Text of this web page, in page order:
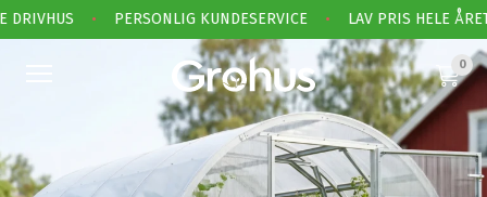
PERSONLIG KUNDESERVICE LAV PRIS HELE ÅRET
0